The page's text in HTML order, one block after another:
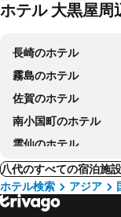
ホテル 大黒屋周
長崎のホテル
霧島のホテル
佐賀のホテル
南小国町のホテル
雲仙のホテル
八代のすべての宿泊施
ホテル検索
アジア